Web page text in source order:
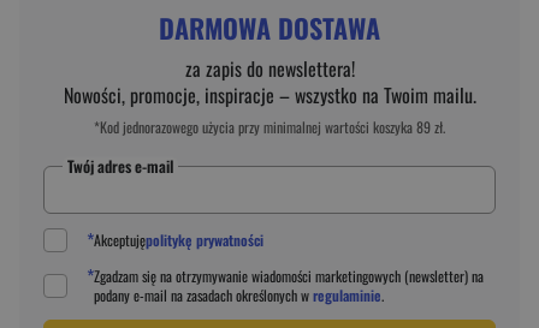
DARMOWA DOSTAWA
za zapis do newslettera!
Nowości, promocje, inspiracje – wszystko na Twoim mailu.
*Kod jednorazowego użycia przy minimalnej wartości koszyka 89 zł.
Twój adres e-mail
*Akceptujępolitykę prywatności
*Zgadzam się na otrzymywanie wiadomości marketingowych (newsletter) na
podanye-mail na zasadach określonych wregulaminie.